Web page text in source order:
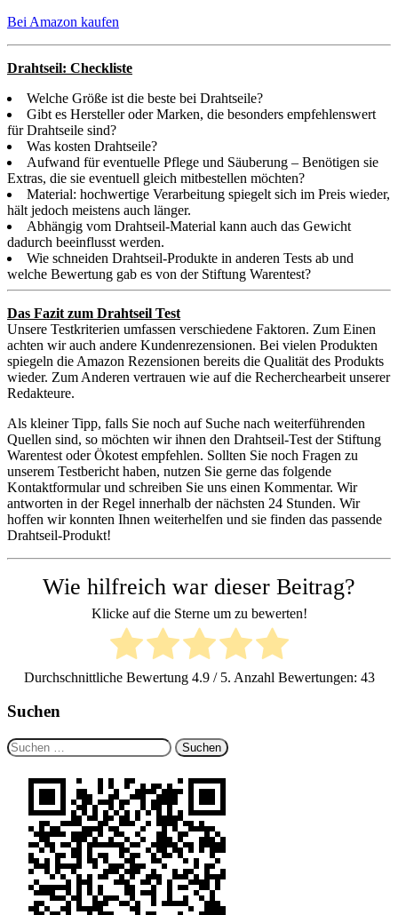
Bei Amazon kaufen
Drahtseil: Checkliste
Welche Größe ist die beste bei Drahtseile?
Gibt es Hersteller oder Marken, die besonders empfehlenswert
für Drahtseile sind?
Was kosten Drahtseile?
Aufwand für eventuelle Pflege und Säuberung – Benötigen sie
Extras, die sie eventuell gleich mitbestellen möchten?
Material: hochwertige Verarbeitung spiegelt sich im Preis wieder,
hält jedoch meistens auch länger.
Abhängig vom Drahtseil-Material kann auch das Gewicht
dadurch beeinflusst werden.
Wie schneiden Drahtseil-Produkte in anderen Tests ab und
welche Bewertung gab es von der Stiftung Warentest?
Das Fazit zum Drahtseil Test
Unsere Testkriterien umfassen verschiedene Faktoren. Zum Einen
achten wir auch andere Kundenrezensionen. Bei vielen Produkten
spiegeln die Amazon Rezensionen bereits die Qualität des Produkts
wieder. Zum Anderen vertrauen wie auf die Recherchearbeit unserer
Redakteure.
Als kleiner Tipp, falls Sie noch auf Suche nach weiterführenden
Quellen sind, so möchten wir ihnen den Drahtseil-Test der Stiftung
Warentest oder Ökotest empfehlen. Sollten Sie noch Fragen zu
unserem Testbericht haben, nutzen Sie gerne das folgende
Kontaktformular und schreiben Sie uns einen Kommentar. Wir
antworten in der Regel innerhalb der nächsten 24 Stunden. Wir
hoffen wir konnten Ihnen weiterhelfen und sie finden das passende
Drahtseil-Produkt!
Wie hilfreich war dieser Beitrag?
Klicke auf die Sterne um zu bewerten!
Durchschnittliche Bewertung 4.9/ 5. Anzahl Bewertungen: 43
Suchen
Suchen
nach: